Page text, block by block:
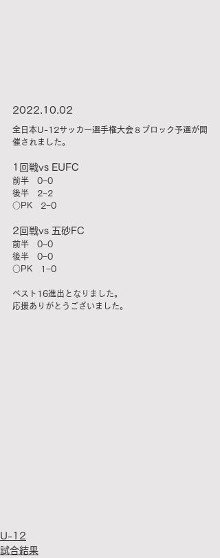
2022.10.02
全日本U-12サッカー選手権大会８ブロック予選が開
催されました。
1回戦vs EUFC
前半　0−0
後半　2−2
○PK　2−0
2回戦vs 五砂FC
前半　0−0
後半　0−0
○PK　1−0
ベスト16進出となりました。
応援ありがとうございました。
U-12
試合結果